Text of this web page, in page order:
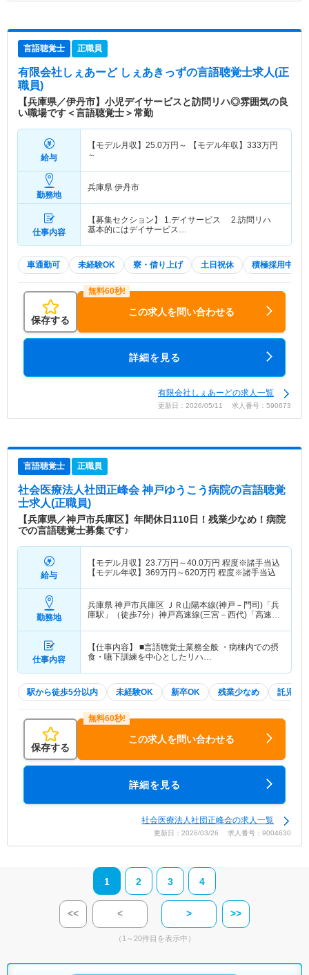
言語聴覚士 正職員
有限会社しぇあーど しぇあきっずの言語聴覚士求人(正
職員)
【兵庫県／伊丹市】小児デイサービスと訪問リハ◎雰囲気の良
い職場です＜言語聴覚士＞常勤
給与
【モデル月収】 25.0万円～ 【モデル年収】 333万円
～
勤務地
兵庫県 伊丹市
仕事内容
【募集セクション】 1.デイサービス 2.訪問リハ
基本的にはデイサービス…
車通勤可 未経験OK 寮・借り上げ 土日祝休 積極採用中
保存する
この求人を問い合わせる
詳細を見る
有限会社しぇあーどの求人一覧
更新日：2026/05/11 求人番号：590673
言語聴覚士 正職員
社会医療法人社団正峰会 神戸ゆうこう病院の言語聴覚
士求人(正職員)
【兵庫県／神戸市兵庫区】年間休日110日！残業少なめ！病院
での言語聴覚士募集です♪
給与
【モデル月収】 23.7万円～40.0万円 程度※諸手当込
【モデル年収】 369万円～620万円 程度※諸手当込
勤務地
兵庫県 神戸市兵庫区 ＪＲ山陽本線(神戸－門司)「兵
庫駅」（徒歩7分）神戸高速線(三宮－西代)「高速長
仕事内容
【仕事内容】 ■言語聴覚士業務全般 ・病棟内での摂
食・嚥下訓練を中心としたリハ…
駅から徒歩5分以内 未経験OK 新卒OK 残業少なめ 託児所
保存する
この求人を問い合わせる
詳細を見る
社会医療法人社団正峰会の求人一覧
更新日：2026/03/26 求人番号：9004630
1 2 3 4
<< < > >>
（1～20件目を表示中）